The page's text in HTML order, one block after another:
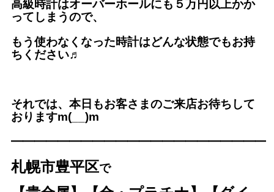
高級時計はオーバーホールにも５万円以上かか
ってしまうので、
もう使わなくなった時計はどんな状態でもお持
ちください♬
それでは、本日もお客さまのご来店お待ちして
おりますm(__)m
━━━━━━━━━━━━━
札幌市豊平区で